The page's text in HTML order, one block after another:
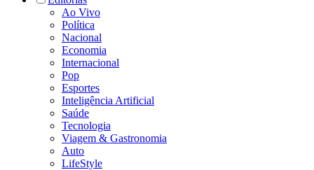
Ao Vivo
Política
Nacional
Economia
Internacional
Pop
Esportes
Inteligência Artificial
Saúde
Tecnologia
Viagem & Gastronomia
Auto
LifeStyle